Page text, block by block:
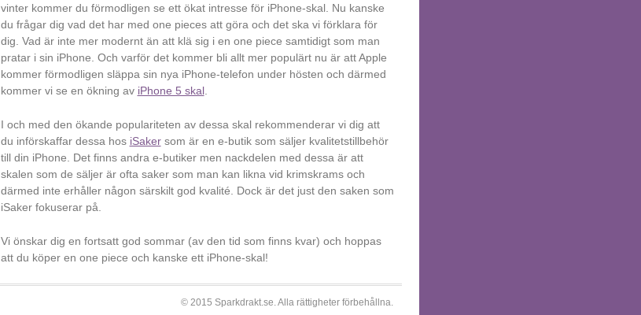
vinter kommer du förmodligen se ett ökat intresse för iPhone-skal. Nu kanske
du frågar dig vad det har med one pieces att göra och det ska vi förklara för
dig. Vad är inte mer modernt än att klä sig i en one piece samtidigt som man
pratar i sin iPhone. Och varför det kommer bli allt mer populärt nu är att Apple
kommer förmodligen släppa sin nya iPhone-telefon under hösten och därmed
kommer vi se en ökning av iPhone 5 skal.
I och med den ökande populariteten av dessa skal rekommenderar vi dig att
du införskaffar dessa hos iSakersom är en e-butik som säljer kvalitetstillbehör
till din iPhone. Det finns andra e-butiker men nackdelen med dessa är att
skalen som de säljer är ofta saker som man kan likna vid krimskrams och
därmed inte erhåller någon särskilt god kvalité. Dock är det just den saken som
iSaker fokuserar på.
Vi önskar dig en fortsatt god sommar (av den tid som finns kvar) och hoppas
att du köper en one piece och kanske ett iPhone-skal!
© 2015 Sparkdrakt.se. Alla rättigheter förbehållna.